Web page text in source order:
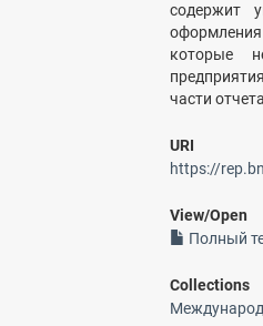
содержит
которые
части
URI
https://
View/Open
Полный
Collections